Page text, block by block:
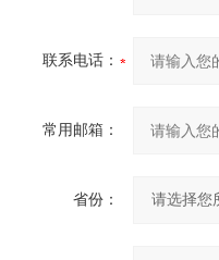
联系电话：
常用邮箱：
省份：